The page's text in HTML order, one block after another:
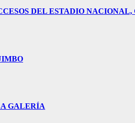
DEL ESTADIO
GALERÍA